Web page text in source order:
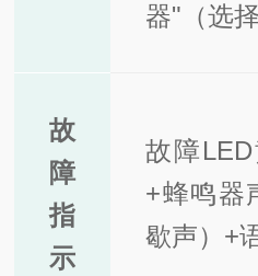
器"（选
故
障
指
示
故障
+蜂鸣器
歇声）+